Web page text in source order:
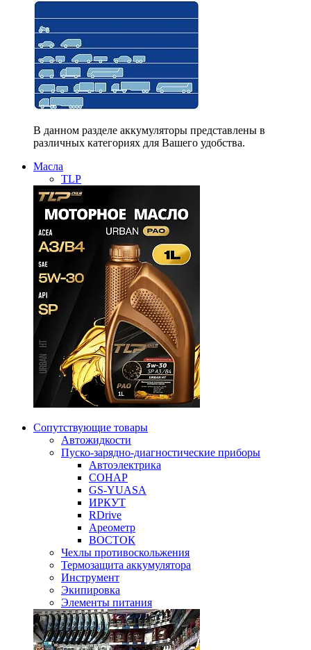
В данном разделе аккумуляторы представлены в
различных категориях для Вашего удобства.
Масла
TLP
Сопутствующие товары
Автожидкости
Пуско-зарядно-диагностические приборы
Автоэлектрика
СОНАР
GS-YUASA
ИРКУТ
RDrive
Ареометр
ВОСТОК
Чехлы противоскольжения
Термозащита аккумулятора
Инструмент
Экипировка
Элементы питания